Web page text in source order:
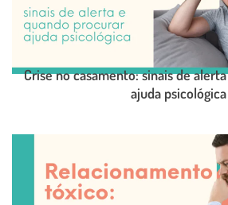
LEIA O POST
Crise no casamento: sinais de
ajuda psicológica